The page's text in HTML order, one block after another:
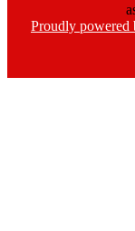
Proudly powered